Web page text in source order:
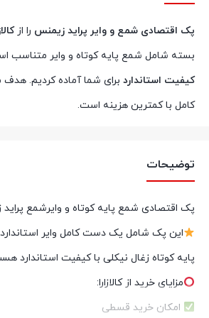
پک اقتصادی شمع و وایر پراید زیمنس را از
بسته شامل شمع پایه کوتاه و وایر متناسب
کیفیت استاندارد برای شما آماده کردیم.
کامل با کمترین هزینه است.
توضیحات
پک اقتصادی شمع پایه کوتاه و وایرشمع پراید
پایه کوتاه زغال نیکلی با کیفیت استاندارد
مزایای خرید از کالازارا:
امکان خرید قسطی